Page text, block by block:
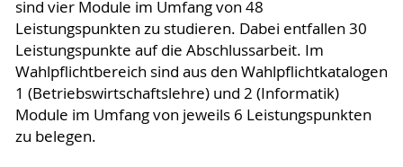
sind vier Module im Umfang von 48
Leistungspunkten zu studieren. Dabei entfallen 30
Leistungspunkte auf die Abschlussarbeit. Im
Wahlpflichtbereich sind aus den Wahlpflichtkatalogen
1 (Betriebswirtschaftslehre) und 2 (Informatik)
Module im Umfang von jeweils 6 Leistungspunkten
zu belegen.